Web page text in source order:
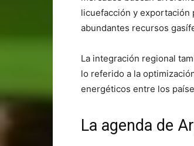
licuefacción y exportación
abundantes recursos
La integración regional
lo referido a la
energéticos entre los
La agenda de